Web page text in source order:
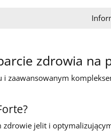
zdrowia na
zaawansowanym
zdrowie jelit i